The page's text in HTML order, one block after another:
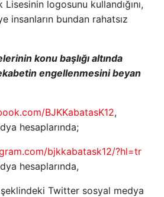
logosunu kullandığını,
insanların bundan rahatsız
konu başlığı altında
engellenmesini beyan
BJKKabatasK12,
hesaplarında;
bjkkabatask12/?hl=tr
hesaplarında,
Twitter sosyal medya